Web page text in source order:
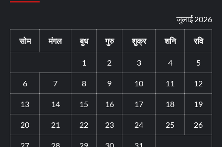
जुलाई 2026
सोम मंगल बुध गुरु शुक्र शनि रवि
1 2 3 4 5
6 7 8 9 10 11 12
13 14 15 16 17 18 19
20 21 22 23 24 25 26